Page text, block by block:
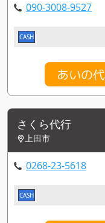
090-3008-9527
CASH
あいの
さくら代行
上田市
0268-23-5618
CASH